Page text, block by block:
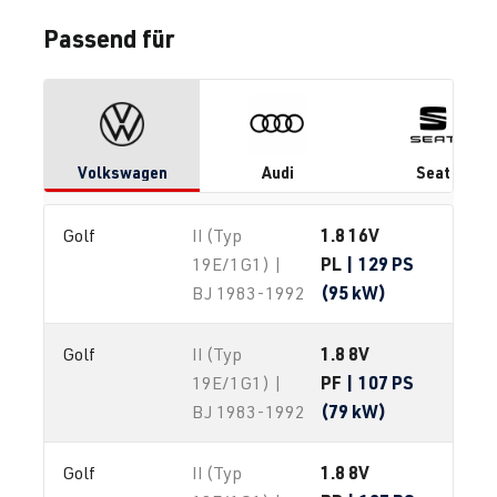
Passend für
Volkswagen Audi Seat
Golf
II (Typ
19E/1G1) |
BJ 1983-1992
1.8 16V
PL | 129 PS
(95 kW)
Golf
II (Typ
19E/1G1) |
BJ 1983-1992
1.8 8V
PF | 107 PS
(79 kW)
Golf
II (Typ
1.8 8V